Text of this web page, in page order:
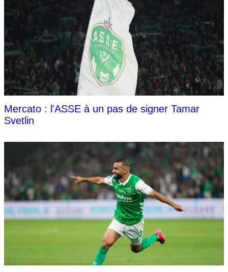
Mercato : l'ASSE à un pas de signer Tamar
Svetlin